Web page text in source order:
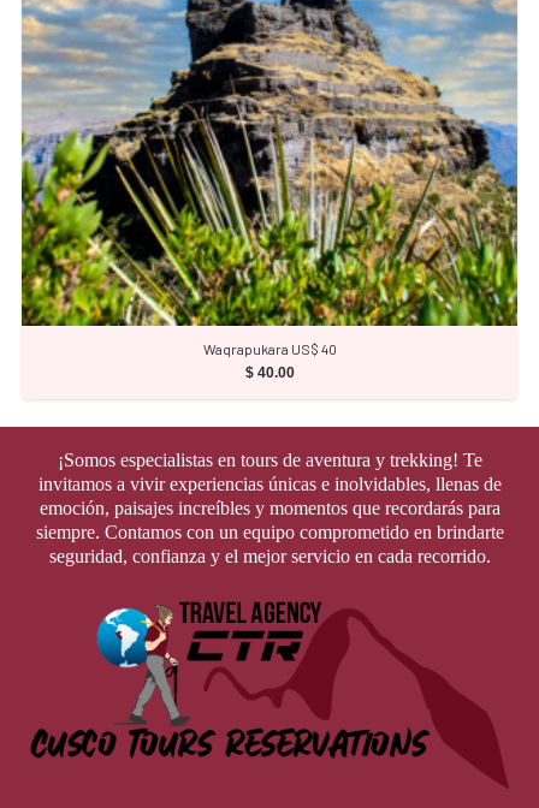
Waqrapukara US$ 40
$40.00
¡Somos especialistas en tours de aventura y trekking! Te
invitamos a vivir experiencias únicas e inolvidables, llenas de
emoción, paisajes increíbles y momentos que recordarás para
siempre. Contamos con un equipo comprometido en brindarte
seguridad, confianza y el mejor servicio en cada recorrido.